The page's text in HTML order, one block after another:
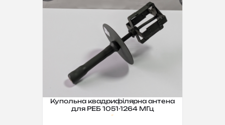
Купольна квадрифілярна антена
для РЕБ 1051-1264 МГц